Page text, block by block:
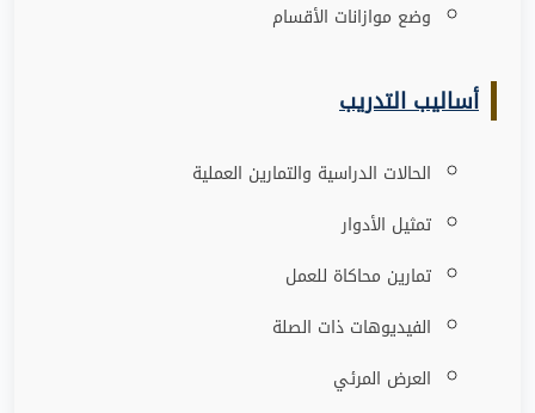
وضع موازانات الأقسام
أساليب التدريب
الحالات الدراسية والتمارين العملية
تمثيل الأدوار
تمارين محاكاة للعمل
الفيديوهات ذات الصلة
العرض المرئي